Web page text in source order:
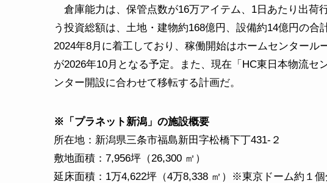
倉庫能力は、保管点数が16万アイテム、1日あたり出荷
う投資総額は、土地・建物約168億円、設備約14億円の
2024年8月に着工しており、稼働開始はホームセンタール
が2026年10月となる予定。また、現在「HC東日本物流
ンター開設に合わせて移転する計画だ。
※「プラネット新潟」の施設概要
所在地：新潟県三条市福島新田字松橋下丁431-２
敷地面積：7,956坪（26,300 ㎡）
延床面積：1万4,622坪（4万8,338 ㎡）※東京ドーム約１個